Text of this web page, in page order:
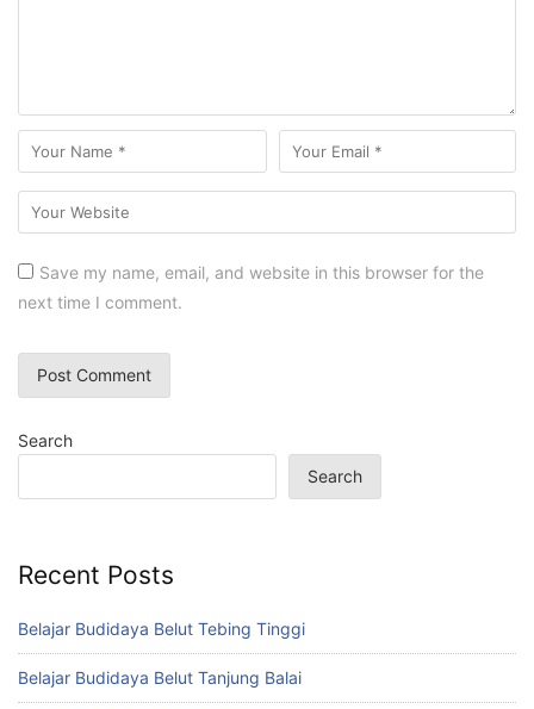
Save my name, email, and website in this browser for the
next time I comment.
Search
Search
Recent Posts
Belajar Budidaya Belut Tebing Tinggi
Belajar Budidaya Belut Tanjung Balai